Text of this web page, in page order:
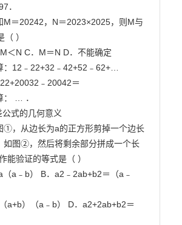
．
M＝20242，N＝2023×2025，则M与
）
＜N C．M＝N D．不能确定
：12﹣22+32﹣42+52﹣62+…
＝
： … ．
式的几何意义
①，从边长为a的正方形剪掉一个边长
如图②，然后将剩余部分拼成一个长
能验证的等式是（ ）
a﹣b） B．a2﹣2ab+b2＝（a﹣
a+b）（a﹣b） D．a2+2ab+b2＝